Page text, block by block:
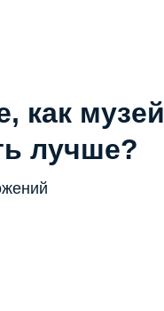
как музей
лучше?